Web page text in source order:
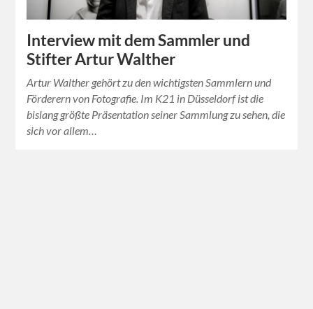
Interview mit dem Sammler und
Stifter Artur Walther
Artur Walther gehört zu den wichtigsten Sammlern und
Förderern von Fotografie. Im K21 in Düsseldorf ist die
bislang größte Präsentation seiner Sammlung zu sehen, die
sich vor allem…